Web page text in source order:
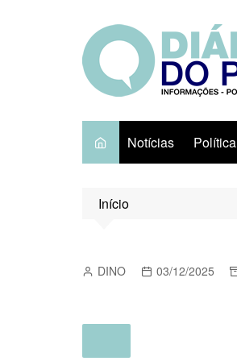
Notícias Política
Início
DINO 03/12/2025